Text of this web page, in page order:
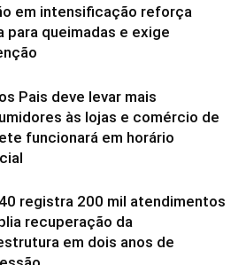
em intensificação reforça
para queimadas e exige
Pais deve levar mais
às lojas e comércio de
funcionará em horário
registra 200 mil atendimentos
recuperação da
em dois anos de